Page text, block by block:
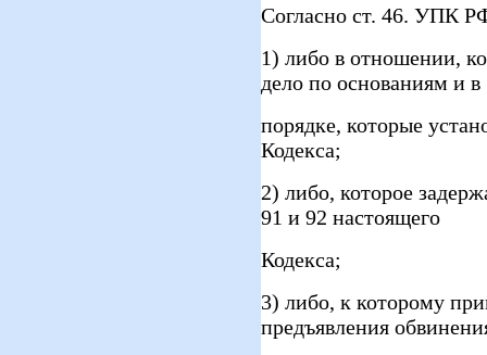
Согласно ст. 46. УПК
1) либо в отношении,
дело по основаниям и в
порядке, которые
Кодекса;
2) либо, которое
91 и 92 настоящего
Кодекса;
3) либо, к которому
предъявления